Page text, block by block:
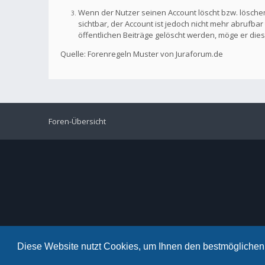
Diese Website nutzt Cookies, um Ihnen den
Wenn der Nutzer seinen Account löscht bzw.
sichtbar, der Account ist jedoch nicht mehr
öffentlichen Beiträge gelöscht werden, möge er
Quelle: Forenregeln Muster von Juraforum.de
Foren-Übersicht